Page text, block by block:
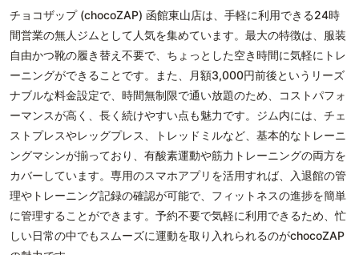
チョコザップ (chocoZAP) 函館東山店は、手軽に利用できる24時
間営業の無人ジムとして人気を集めています。最大の特徴は、服装
自由かつ靴の履き替え不要で、ちょっとした空き時間に気軽にトレ
ーニングができることです。また、月額3,000円前後というリーズ
ナブルな料金設定で、時間無制限で通い放題のため、コストパフォ
ーマンスが高く、長く続けやすい点も魅力です。ジム内には、チェ
ストプレスやレッグプレス、トレッドミルなど、基本的なトレーニ
ングマシンが揃っており、有酸素運動や筋力トレーニングの両方を
カバーしています。専用のスマホアプリを活用すれば、入退館の管
理やトレーニング記録の確認が可能で、フィットネスの進捗を簡単
に管理することができます。予約不要で気軽に利用できるため、忙
しい日常の中でもスムーズに運動を取り入れられるのがchocoZAP